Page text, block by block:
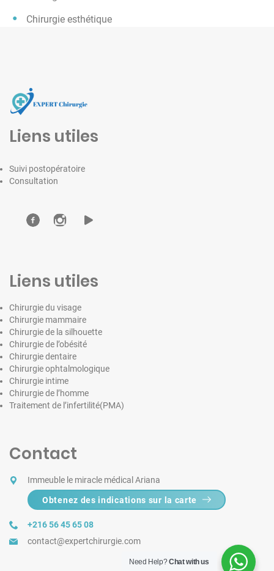
Chirurgie esthétique
Liens utiles
Suivi postopératoire
Consultation
Liens utiles
Chirurgie du visage
Chirurgie mammaire
Chirurgie de la silhouette
Chirurgie de l’obésité
Chirurgie dentaire
Chirurgie ophtalmologique
Chirurgie intime
Chirurgie de l’homme
Traitement de l’infertilité(PMA)
Contact
Immeuble le miracle médical Ariana
Obtenez des indications sur la carte
+216 56 45 65 08
contact@expertchirurgie.com
Need Help?Chat with us